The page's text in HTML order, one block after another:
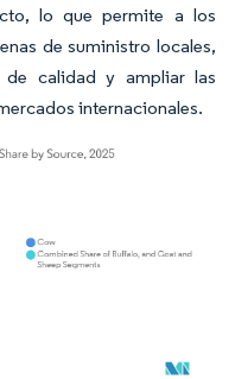
lo que permite a los
de suministro locales,
de calidad y ampliar las
internacionales.